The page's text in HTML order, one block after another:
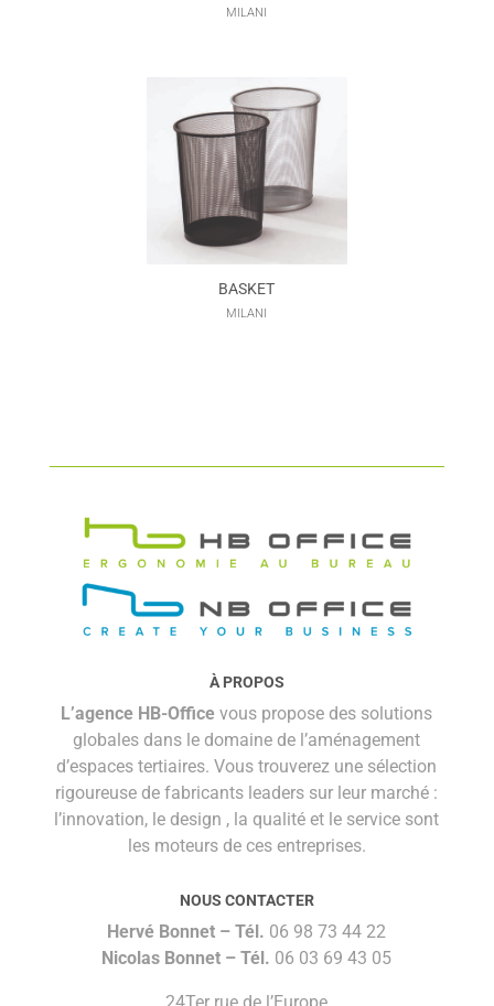
MILANI
BASKET
MILANI
À PROPOS
L’agence HB-Office vous propose des solutions
globales dans le domaine de l’aménagement
d’espaces tertiaires. Vous trouverez une sélection
rigoureuse de fabricants leaders sur leur marché :
l’innovation, le design , la qualité et le service sont
les moteurs de ces entreprises.
NOUS CONTACTER
Hervé Bonnet –Tél. 06 98 73 44 22
Nicolas Bonnet – Tél. 06 03 69 43 05
24Ter rue de l’Europe